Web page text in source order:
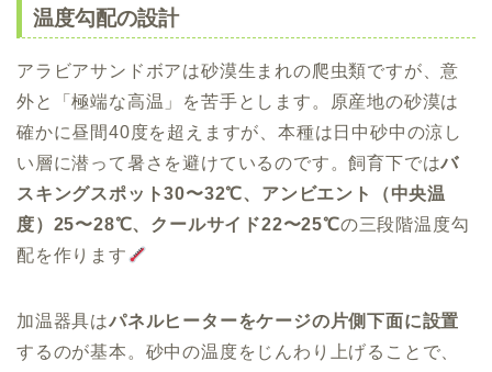
温度勾配の設計
アラビアサンドボアは砂漠生まれの爬虫類ですが、意
外と「極端な高温」を苦手とします。原産地の砂漠は
確かに昼間40度を超えますが、本種は日中砂中の涼し
い層に潜って暑さを避けているのです。飼育下ではバ
スキングスポット30〜32℃、アンビエント（中央温
度）25〜28℃、クールサイド22〜25℃の三段階温度勾
配を作ります
加温器具はパネルヒーターをケージの片側下面に設置
するのが基本。砂中の温度をじんわり上げることで、